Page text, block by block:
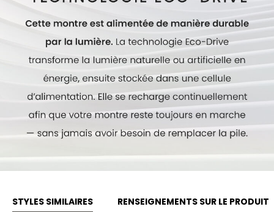
Modèle #:EO2023-00A
STYLES SIMILAIRES RENSEIGNEMENTS SUR LE PRODUIT